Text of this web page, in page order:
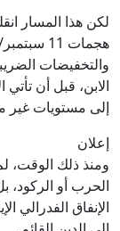
لكن هذا المسار
والتخفيضات
إلى مستويات غير
إعلان
ومنذ ذلك الوقت،
الحرب أو الركود،
الإنفاق الفدرالي